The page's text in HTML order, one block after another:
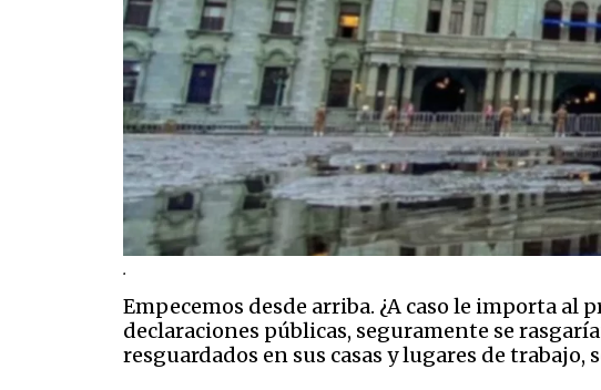
.
Empecemos desde arriba. ¿A caso le importa al
declaraciones públicas, seguramente se
resguardados en sus casas y lugares de